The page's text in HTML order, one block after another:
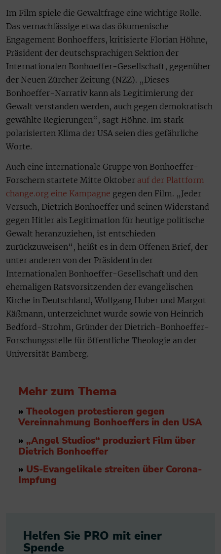
Im Film spiele die Gewaltfrage eine wichtige Rolle.
Das vernachlässige etwa das ökumenische
Engagement Bonhoeffers, kritisierte Florian Höhne,
Präsident der deutschsprachigen Sektion der
Internationalen Bonhoeffer-Gesellschaft, gegenüber
der Neuen Zürcher Zeitung (NZZ). „Dieses
Bonhoeffer-Narrativ kann als Legitimierung der
Gewalt verstanden werden, auch gegen demokratisch
gewählte Regierungen“, sagt Höhne. Im stark
polarisierten Klima der USA seien dies gefährliche
Worte.
Auch eine internationale Gruppe von Bonhoeffer-
Forschern startete Mitte Oktober auf der Plattform
change.org eine Kampagne gegen den Film. „Jeder
Versuch, Dietrich Bonhoeffer und seinen Widerstand
gegen Hitler als Legitimation für heutige politische
Gewalt heranzuziehen, ist entschieden
zurückzuweisen“, heißt es in dem Offenen Brief, der
unter anderen von der Präsidentin der
Internationalen Bonhoeffer-Gesellschaft und den
ehemaligen Ratsvorsitzenden der evangelischen
Kirche in Deutschland, Wolfgang Huber und Margot
Käßmann, unterzeichnet wurde sowie von Heinrich
Bedford-Strohm, Gründer der Dietrich-Bonhoeffer-
Forschungsstelle für öffentliche Theologie an der
Universität Bamberg.
Mehr zum Thema
» Theologen protestieren gegen
Vereinnahmung Bonhoeffers in den USA
» „Angel Studios“ produziert Film über
Dietrich Bonhoeffer
» US-Evangelikale streiten über Corona-
Impfung
Helfen Sie PRO mit einer
Spende